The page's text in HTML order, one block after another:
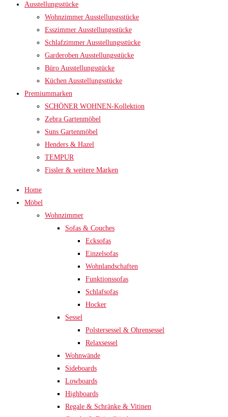
Ausstellungsstücke
Wohnzimmer Ausstellungsstücke
Esszimmer Ausstellungsstücke
Schlafzimmer Ausstellungsstücke
Garderoben Ausstellungsstücke
Büro Ausstellungsstücke
Küchen Ausstellungsstücke
Premiummarken
SCHÖNER WOHNEN-Kollektion
Zebra Gartenmöbel
Suns Gartenmöbel
Henders & Hazel
TEMPUR
Fissler & weitere Marken
Home
Möbel
Wohnzimmer
Sofas & Couches
Ecksofas
Einzelsofas
Wohnlandschaften
Funktionssofas
Schlafsofas
Hocker
Sessel
Polstersessel & Ohrensessel
Relaxsessel
Wohnwände
Sideboards
Lowboards
Highboards
Regale & Schränke & Vitinen